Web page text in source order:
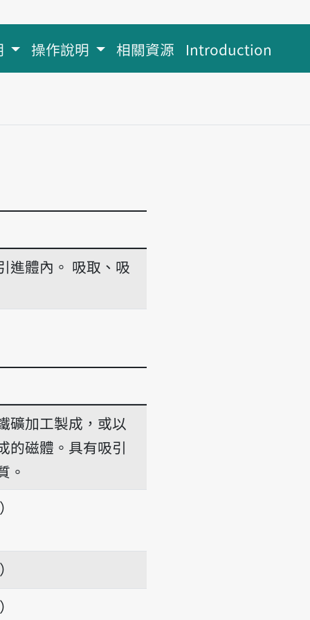
操作說明 相關資源 Introduction
進體內。 吸取、吸
礦加工製成，或以
的磁體。具有吸引
。